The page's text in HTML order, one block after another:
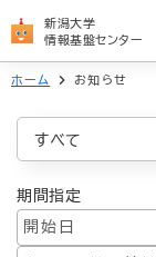
新潟大学
情報基盤センター
センターについて
学生の方
教職員の方
サービス一覧
新潟大学公式サイト
学務情報システム
学生メール
简体中文
日本語
お問い合わせ先
ホーム お知らせ
すべて
すべて
障害通知
期間指定